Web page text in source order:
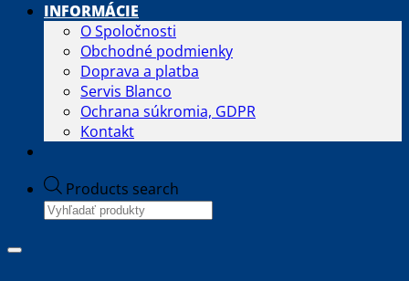
INFORMÁCIE
O Spoločnosti
Obchodné podmienky
Doprava a platba
Servis Blanco
Ochrana súkromia, GDPR
Kontakt
Products search